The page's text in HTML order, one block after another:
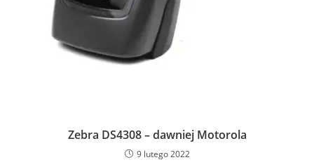
Zebra DS4308 – dawniej Motorola
9 lutego 2022